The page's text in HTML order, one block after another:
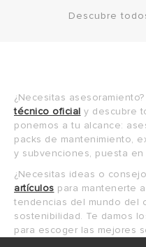
Descubre
¿Necesitas
técnico oficial y descubre
ponemos a tu alcance:
packs de mantenimiento,
y subvenciones, puesta en
¿Necesitas ideas o
artículos para mantenerte
tendencias del mundo del
sostenibilidad. Te damos
para escoger las mejores